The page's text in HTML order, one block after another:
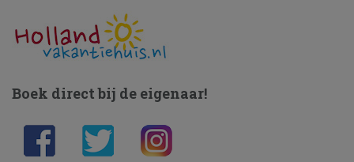
Boek direct bij de eigenaar!